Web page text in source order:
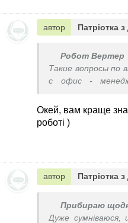
автор Патріотка
Робот Вертер
Такие вопросы по
с офис -
И условия
какая то богиня з
Окей, вам краще
роботі )
автор Патріотка
Прибираю
Дуже